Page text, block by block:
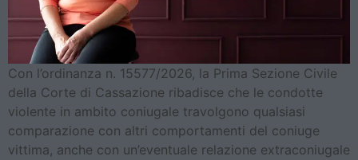
Con l’ordinanza n. 15577/2026, la Prima Sezione Civile
della Corte di Cassazione ribadisce che le condotte
violente in ambito coniugale travolgono qualsiasi
comparazione con altri comportamenti del coniuge
vittima, anche con un’eventuale relazione extraconiugale